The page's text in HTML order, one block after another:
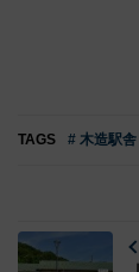
TAGS # 木造駅舎